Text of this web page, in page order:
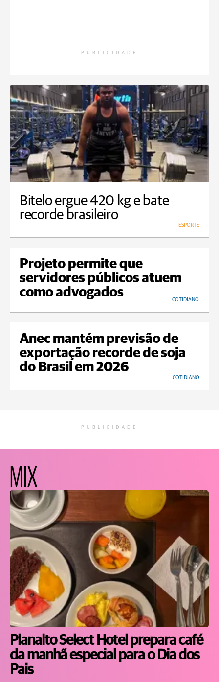
PUBLICIDADE
Bitelo ergue 420 kg e bate
recorde brasileiro
ESPORTE
Projeto permite que
servidores públicos atuem
como advogados
COTIDIANO
Anec mantém previsão de
exportação recorde de soja
do Brasil em 2026
COTIDIANO
PUBLICIDADE
MIX
Planalto Select Hotel prepara café
da manhã especial para o Dia dos
Pais